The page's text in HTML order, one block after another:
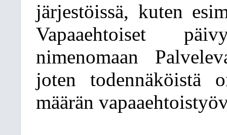
järjestöissä, kuten
Vapaaehtoiset
nimenomaan
joten todennäköistä
määrän